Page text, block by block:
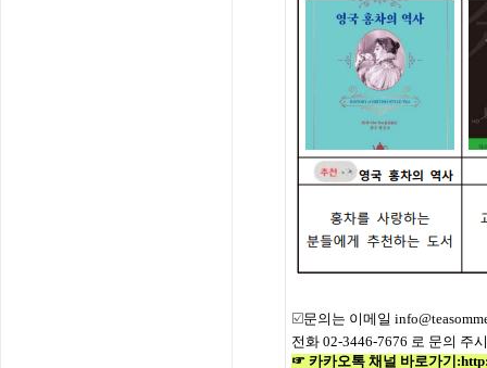
☑️문의는 이메일
전화 02-3446-7676 로 문의 주
☞ 카카오톡 채널 바로가기 :